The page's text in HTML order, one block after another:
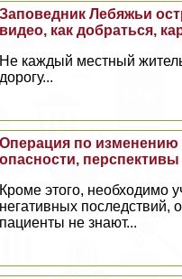
Заповедник Лебяжьи
видео, как добраться,
Не каждый местный
дорогу...
Операция по изменению
опасности, перспективы
Кроме этого, необходимо
негативных последствий,
пациенты не знают...